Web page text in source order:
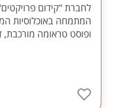
לחברת "קידום
המתמחה באוכלוסיות
ופוסט טראומה מורכבת,